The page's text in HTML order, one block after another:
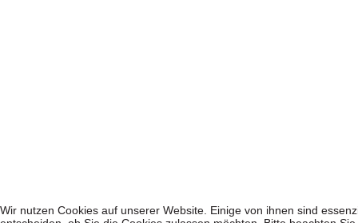
Wir nutzen Cookies auf unserer Website. Einige von ihnen sind